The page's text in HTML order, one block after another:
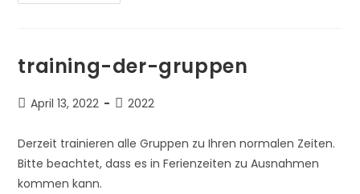
training-der-gruppen
Beitrag
April 13, 2022
Beitrags-
2022
Derzeit trainieren alle Gruppen zu Ihren normalen Zeiten.
Bitte beachtet, dass es in Ferienzeiten zu Ausnahmen
kommen kann.